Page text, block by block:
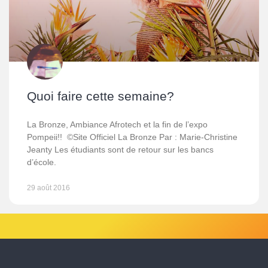
Quoi faire cette semaine?
La Bronze, Ambiance Afrotech et la fin de l’expo
Pompeii!! ©Site Officiel La Bronze Par : Marie-Christine
Jeanty Les étudiants sont de retour sur les bancs
d’école.
29 août 2016